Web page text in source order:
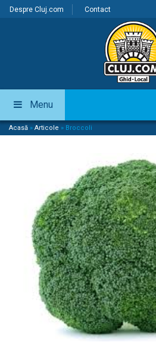
Despre Cluj.com Contact
Menu
Acasă » Articole » Broccoli